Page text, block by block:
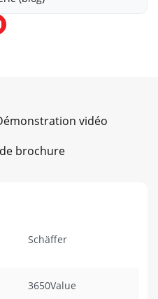
vidéo
brochure
Schäffer
3650Value